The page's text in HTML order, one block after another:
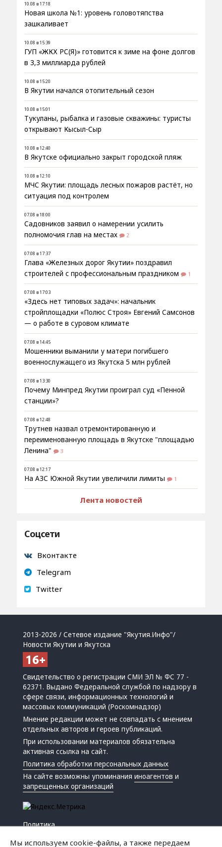
10.08 в 17:18
Новая школа №1: уровень головотяпства
зашкаливает
10.08 в 15:39
ГУП «ЖКХ РС(Я)» готовится к зиме на фоне долгов
в 3,3 миллиарда рублей
10.08 в 15:20
В Якутии начался отопительный сезон
10.08 в 15:01
Тукуланы, рыбалка и газовые скважины: туристы
открывают Кысыл-Сыр
10.08 в 12:40
В Якутске официально закрыт городской пляж
10.08 в 12:10
МЧС Якутии: площадь лесных пожаров растёт, но
ситуация под контролем
07.08 в 18:00
Садовников заявил о намерении усилить
полномочия глав на местах
2
07.08 в 17:37
Глава «Железных дорог Якутии» поздравил
строителей с профессиональным праздником
1
07.08 в 17:03
«Здесь нет типовых задач»: начальник
стройплощадки «Полюс Строя» Евгений Самсонов
— о работе в суровом климате
07.08 в 14:45
Мошенники выманили у матери погибшего
военнослужащего из Якутска 5 млн рублей
07.08 в 13:30
Почему Минпред Якутии проиграл суд «Пенной
станции»?
07.08 в 12:48
Трутнев назвал отремонтированную и
переименованную площадь в Якутске "площадью
Ленина"
3
07.08 в 12:17
На АЗС Южной Якутии увеличили лимиты 1
Лента новостей
Соцсети
Вконтакте
Telegram
Twitter
2013-2026 / Сетевое издание "Якутия.Инфо"/
Новости Якутии и Якутска
Свидетельство о регистрации СМИ ЭЛ № ФС 77 -
62371. Выдано Федеральной службой по надзору в
сфере связи, информационных технологий и
массовых коммуникаций (Роскомнадзор)
Мнение редакции может не совпадать с мнением
отдельных авторов и героев публикаций.
При использовании материалов обязательна
активная ссылка на сайт.
Политика обработки персональных данных
На сайте возможны упоминанияиноагентов и
запрещенных организаций
Политика
Мы используем cookie-файлы, а также передаем